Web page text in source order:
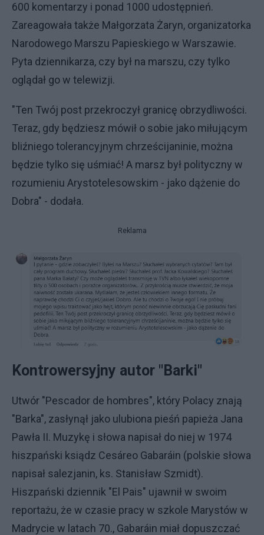
600 komentarzy i ponad 1000 udostępnień.
Zareagowała także Małgorzata Żaryn, organizatorka
Narodowego Marszu Papieskiego w Warszawie.
Pyta dziennikarza, czy był na marszu, czy tylko
oglądał go w telewizji.
"Ten Twój post przekroczył granicę obrzydliwości.
Teraz, gdy będziesz mówił o sobie jako miłującym
bliźniego tolerancyjnym chrześcijaninie, można
będzie tylko się uśmiać! A marsz był polityczny w
rozumieniu Arystotelesowskim - jako dążenie do
Dobra" - dodała.
Reklama
Kontrowersyjny autor "Barki"
Utwór "Pescador de hombres", który Polacy znają
"Barka", zasłynął jako ulubiona pieśń papieża Jana
Pawła II. Muzykę i słowa napisał do niej w 1974
hiszpański ksiądz Cesáreo Gabaráin (polskie słowa
napisał salezjanin, ks. Stanisław Szmidt).
Hiszpański dziennik "El Pais" ujawnił w swoim
reportażu, że w czasie pracy w szkole Marystów w
Madrycie w latach 70., Gabaráin miał dopuszczać